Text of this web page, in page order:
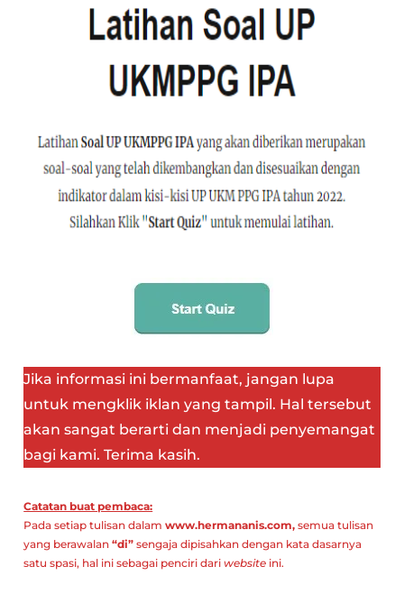
Jika informasi ini bermanfaat, jangan lupa
untuk mengklik iklan yang tampil. Hal tersebut
akan sangat berarti dan menjadi penyemangat
bagi kami. Terima kasih.
Catatan buat pembaca:
Pada setiap tulisan dalamwww.hermananis.com, semua tulisan
yang berawalan“di” sengaja dipisahkan dengan kata dasarnya
satu spasi, hal ini sebagai penciri dari website ini.